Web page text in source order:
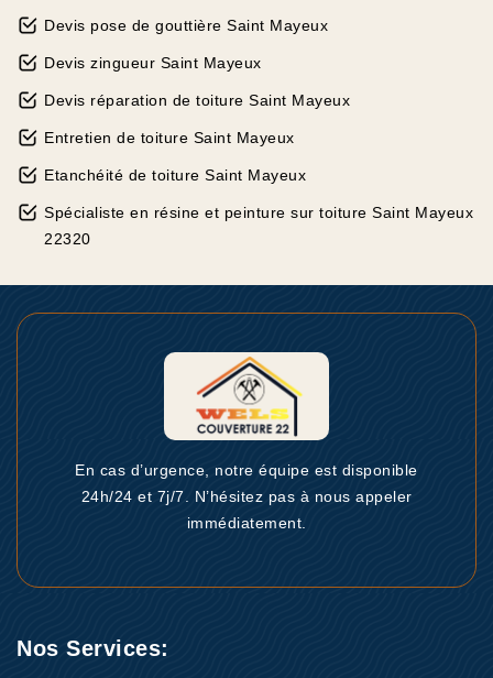
Devis pose de gouttière Saint Mayeux
Devis zingueur Saint Mayeux
Devis réparation de toiture Saint Mayeux
Entretien de toiture Saint Mayeux
Etanchéité de toiture Saint Mayeux
Spécialiste en résine et peinture sur toiture Saint Mayeux
22320
En cas d’urgence, notre équipe est disponible
24h/24 et 7j/7. N’hésitez pas à nous appeler
immédiatement.
Nos Services: